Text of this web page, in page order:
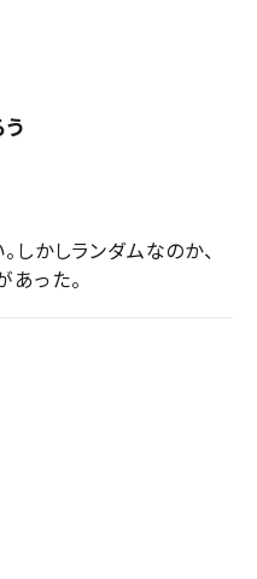
しかしランダムなのか、
った。